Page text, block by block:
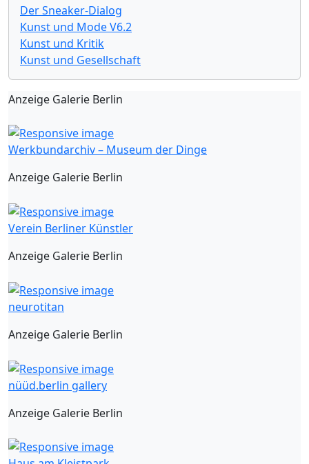
Der Sneaker-Dialog
Kunst und Mode V6.2
Kunst und Kritik
Kunst und Gesellschaft
Anzeige Galerie Berlin
Werkbundarchiv – Museum der Dinge
Anzeige Galerie Berlin
Verein Berliner Künstler
Anzeige Galerie Berlin
neurotitan
Anzeige Galerie Berlin
nüüd.berlin gallery
Anzeige Galerie Berlin